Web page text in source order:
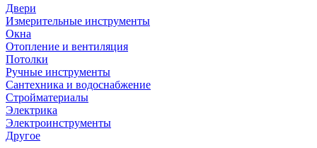
Двери
Измерительные инструменты
Окна
Отопление и вентиляция
Потолки
Ручные инструменты
Сантехника и водоснабжение
Стройматериалы
Электрика
Электроинструменты
Другое